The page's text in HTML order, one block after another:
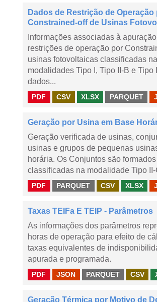
Dados de Restrição de Operação
Constrained-off de Usinas
Informações associadas à
restrições de operação por
usinas fotovoltaicas classificadas
modalidades Tipo I, Tipo II-B e Tipo
dados...
PDF CSV XLSX PARQUET
Geração por Usina em Base
Geração verificada de usinas,
usinas e grupos de pequenas
horária. Os Conjuntos são
classificadas na modalidade Tipo II-
PDF PARQUET CSV XLSX
Taxas TEIFa E TEIP - Parâmetros
As informações dos parâmetros
horas de operação para efeito de
taxas equivalentes de
apurada e programada.
PDF JSON PARQUET CSV
Geração Térmica por Motivo de